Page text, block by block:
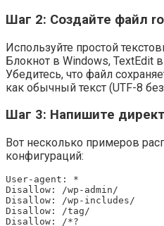
Шаг 2: Создайте файл
Используйте простой
Блокнот в Windows, TextEdit
Убедитесь, что файл
как обычный текст (UTF-8
Шаг 3: Напишите
Вот несколько примеров
конфигураций:
User-agent: *
Disallow: /wp-admin/
Disallow: /wp-includes/
Disallow: /tag/
Disallow: /*?